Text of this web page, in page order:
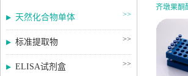
天然化合物单体 >>
标准提取物 >>
ELISA试剂盒 >>
齐墩果酮